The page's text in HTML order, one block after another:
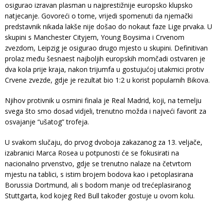
osigurao izravan plasman u najprestižnije europsko klupsko
natjecanje. Govoreći o tome, vrijedi spomenuti da njemački
predstavnik nikada lakše nije došao do nokaut faze Lige prvaka. U
skupini s Manchester Cityjem, Young Boysima i Crvenom
zvezdom, Leipzig je osigurao drugo mjesto u skupini. Definitivan
prolaz među šesnaest najboljih europskih momčadi ostvaren je
dva kola prije kraja, nakon trijumfa u gostujućoj utakmici protiv
Crvene zvezde, gdje je rezultat bio 1:2 u korist popularnih Bikova.
Njihov protivnik u osmini finala je Real Madrid, koji, na temelju
svega što smo dosad vidjeli, trenutno možda i najveći favorit za
osvajanje “ušatog” trofeja.
U svakom slučaju, do prvog dvoboja zakazanog za 13. veljače,
izabranici Marca Rosea u potpunosti će se fokusirati na
nacionalno prvenstvo, gdje se trenutno nalaze na četvrtom
mjestu na tablici, s istim brojem bodova kao i petoplasirana
Borussia Dortmund, ali s bodom manje od trećeplasiranog
Stuttgarta, kod kojeg Red Bull također gostuje u ovom kolu.